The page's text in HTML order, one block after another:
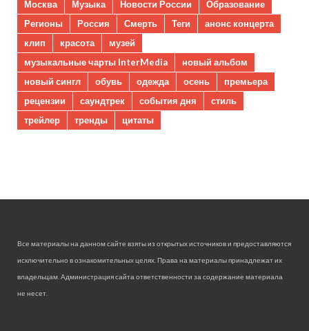
Москва
Музыка Новости России
Образование
Регионы
Россия Смерть Теги
анонс концерта
клип
красота
музей
музыкальные чарты InterMedia
новый альбом
новый сингл
обувь одежда осень
премьера
рецензии
саундтрек события дня
стиль
трейлер
тренды цитаты
Все материалы на данном сайте взяты из открытых источников и предоставляются
исключительно в ознакомительных целях. Права на материалы принадлежат их
владельцам. Администрация сайта ответственности за содержание материала
не несет.